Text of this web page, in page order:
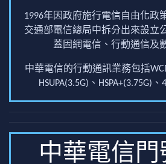
1996年因政府施行電信自由化政
交通部電信總局中拆分出來設立
蓋固網電信、行動通信及
中華電信的行動通訊業務包括
HSUPA(3.5G)、HSPA+(3.75G)、
中華電信門